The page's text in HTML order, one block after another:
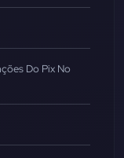
Do Pix No